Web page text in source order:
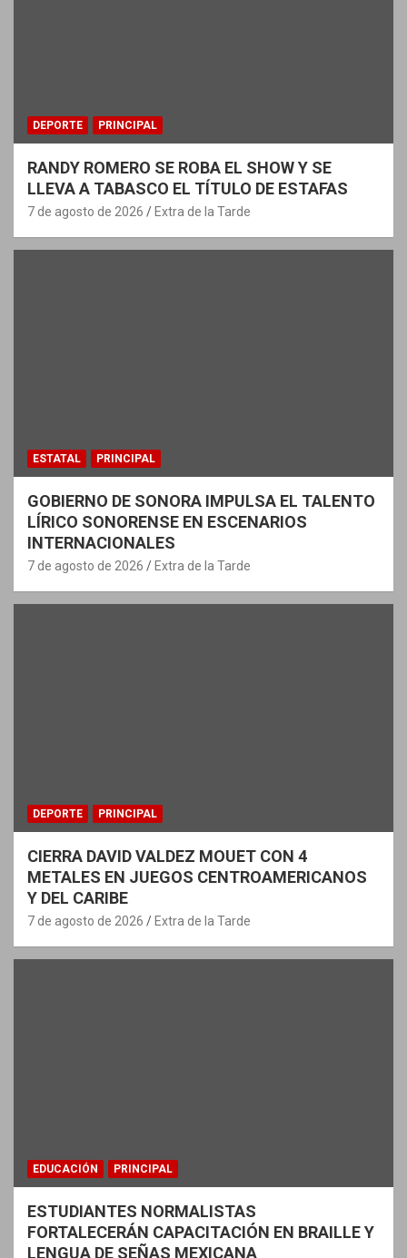
DEPORTE PRINCIPAL
RANDY ROMERO SE ROBA EL SHOW Y SE
LLEVA A TABASCO EL TÍTULO DE ESTAFAS
7 de agosto de 2026 Extra de la Tarde
ESTATAL PRINCIPAL
GOBIERNO DE SONORA IMPULSA EL TALENTO
LÍRICO SONORENSE EN ESCENARIOS
INTERNACIONALES
7 de agosto de 2026 Extra de la Tarde
DEPORTE PRINCIPAL
CIERRA DAVID VALDEZ MOUET CON 4
METALES EN JUEGOS CENTROAMERICANOS
Y DEL CARIBE
7 de agosto de 2026 Extra de la Tarde
EDUCACIÓN PRINCIPAL
ESTUDIANTES NORMALISTAS
FORTALECERÁN CAPACITACIÓN EN BRAILLE Y
LENGUA DE SEÑAS MEXICANA